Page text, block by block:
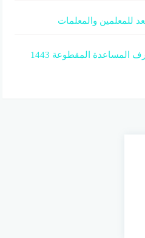
للمعلمين والمعلمات
رابط الاستعلام عن موعد صرف المساعدة المقطوعة 1443